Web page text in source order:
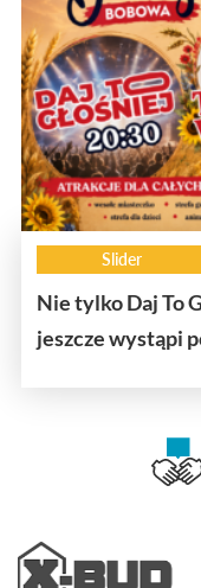
Slider
Nie tylko Daj To
jeszcze wystąpi